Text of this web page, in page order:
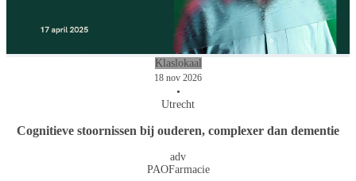
Klaslokaal
18 nov 2026
•
Utrecht
Cognitieve stoornissen bij ouderen, complexer dan dementie
adv
PAOFarmacie